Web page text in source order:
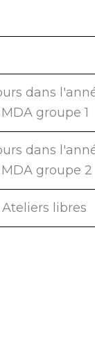
dans
groupe 1
dans
groupe 2
libres